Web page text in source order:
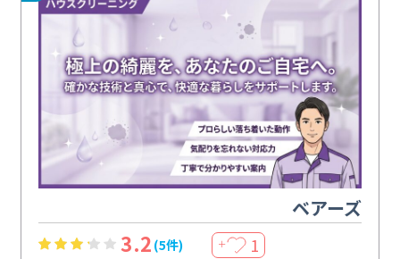
ベアーズ
3.2 (5件) ＋ 1